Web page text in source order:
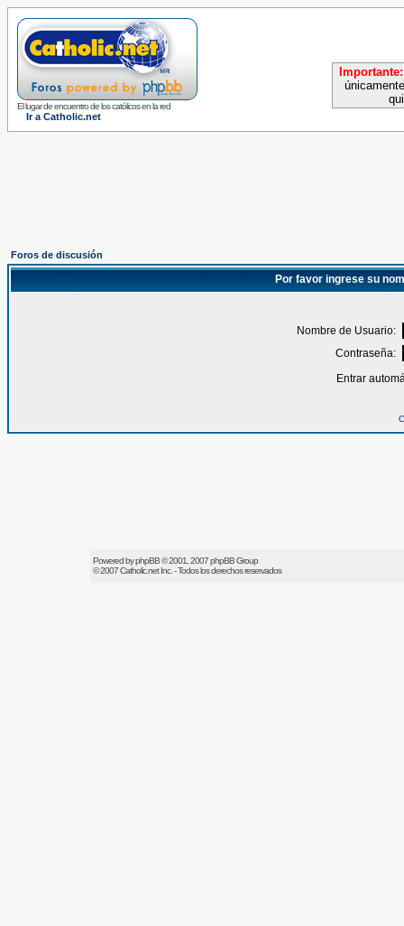
El lugar de encuentro de los católicos en la red
Ir a Catholic.net
Importante:
Foros de discusión
Por favor ingrese su
Nombre de Usuario:
Contraseña:
Entrar
Powered byphpBB© 2001, 2007 phpBB Group
© 2007Catholic.netInc. - Todos los derechos reservados